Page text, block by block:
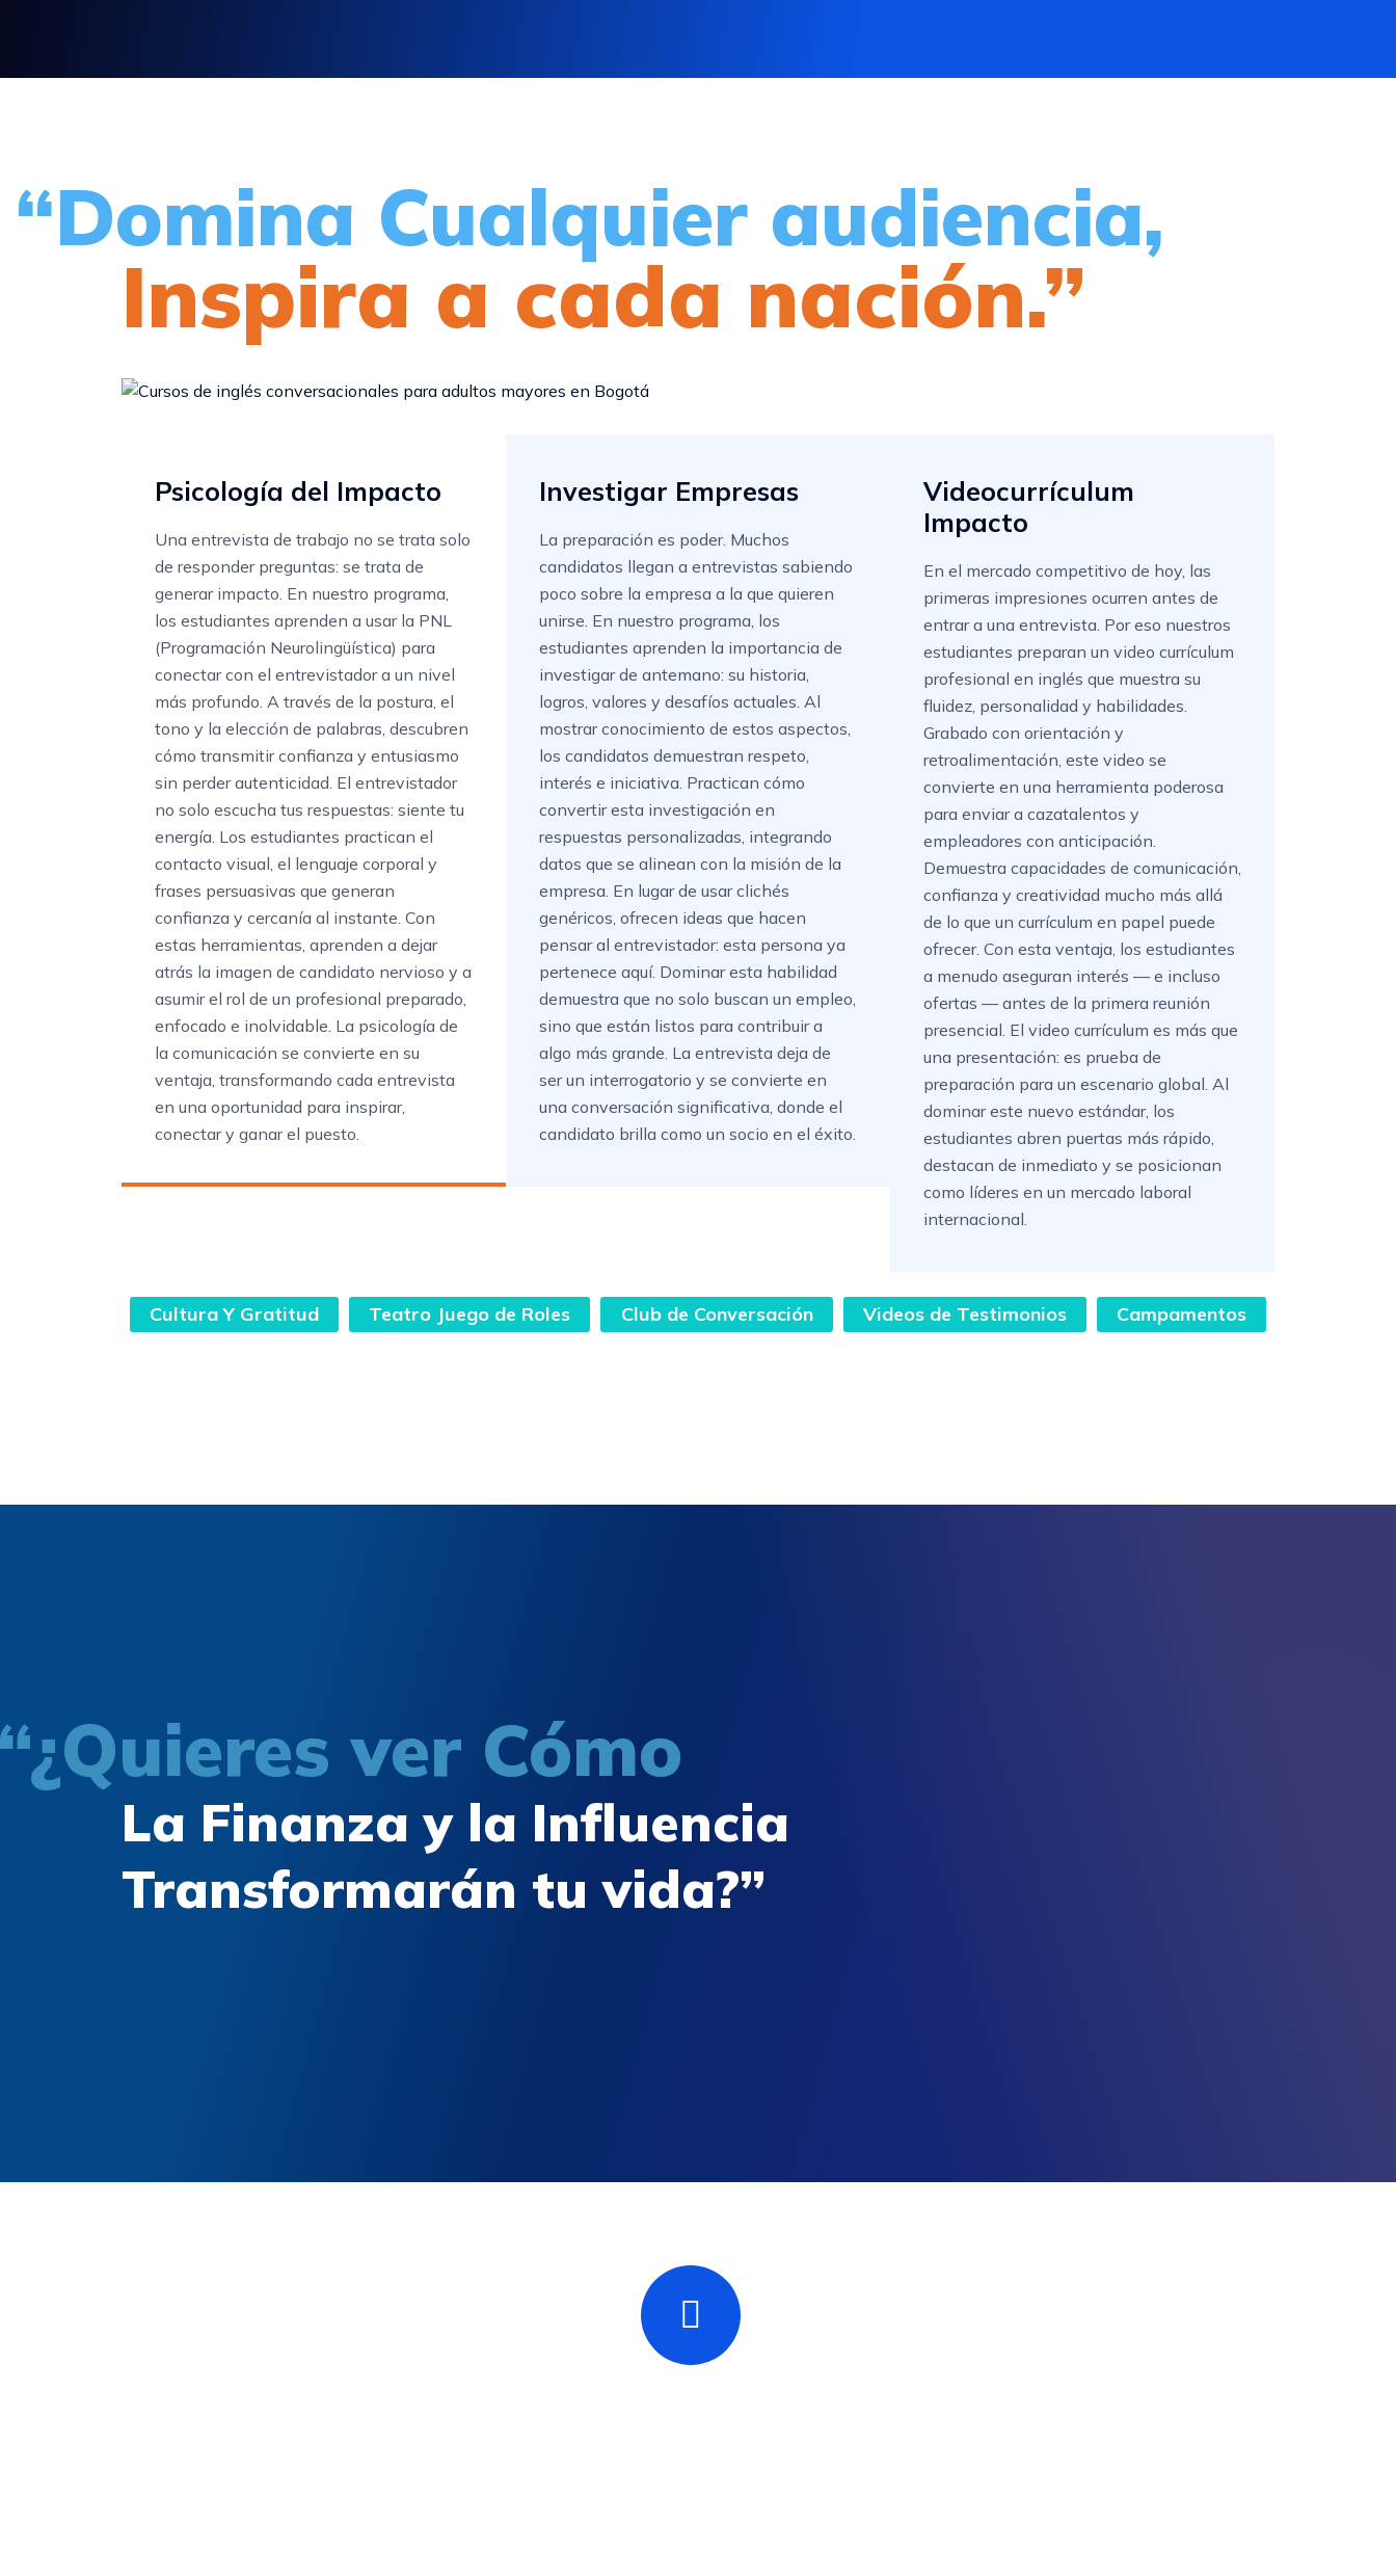
“Domina Cualquier audiencia,
Inspira a cada nación.”
Psicología del Impacto
Una entrevista de trabajo no se trata solo
de responder preguntas: se trata de
generar impacto. En nuestro programa,
los estudiantes aprenden a usar la PNL
(Programación Neurolingüística) para
conectar con el entrevistador a un nivel
más profundo. A través de la postura, el
tono y la elección de palabras, descubren
cómo transmitir confianza y entusiasmo
sin perder autenticidad. El entrevistador
no solo escucha tus respuestas: siente tu
energía. Los estudiantes practican el
contacto visual, el lenguaje corporal y
frases persuasivas que generan
confianza y cercanía al instante. Con
estas herramientas, aprenden a dejar
atrás la imagen de candidato nervioso y a
asumir el rol de un profesional preparado,
enfocado e inolvidable. La psicología de
la comunicación se convierte en su
ventaja, transformando cada entrevista
en una oportunidad para inspirar,
conectar y ganar el puesto.
Investigar Empresas
La preparación es poder. Muchos
candidatos llegan a entrevistas sabiendo
poco sobre la empresa a la que quieren
unirse. En nuestro programa, los
estudiantes aprenden la importancia de
investigar de antemano: su historia,
logros, valores y desafíos actuales. Al
mostrar conocimiento de estos aspectos,
los candidatos demuestran respeto,
interés e iniciativa. Practican cómo
convertir esta investigación en
respuestas personalizadas, integrando
datos que se alinean con la misión de la
empresa. En lugar de usar clichés
genéricos, ofrecen ideas que hacen
pensar al entrevistador: esta persona ya
pertenece aquí. Dominar esta habilidad
demuestra que no solo buscan un empleo,
sino que están listos para contribuir a
algo más grande. La entrevista deja de
ser un interrogatorio y se convierte en
una conversación significativa, donde el
candidato brilla como un socio en el éxito.
Videocurrículum
Impacto
En el mercado competitivo de hoy, las
primeras impresiones ocurren antes de
entrar a una entrevista. Por eso nuestros
estudiantes preparan un video currículum
profesional en inglés que muestra su
fluidez, personalidad y habilidades.
Grabado con orientación y
retroalimentación, este video se
convierte en una herramienta poderosa
para enviar a cazatalentos y
empleadores con anticipación.
Demuestra capacidades de comunicación,
confianza y creatividad mucho más allá
de lo que un currículum en papel puede
ofrecer. Con esta ventaja, los estudiantes
a menudo aseguran interés — e incluso
ofertas — antes de la primera reunión
presencial. El video currículum es más que
una presentación: es prueba de
preparación para un escenario global. Al
dominar este nuevo estándar, los
estudiantes abren puertas más rápido,
destacan de inmediato y se posicionan
como líderes en un mercado laboral
internacional.
Cultura Y Gratitud Teatro Juego de Roles Club de Conversación Videos de Testimonios Campamentos
ver Cómo
La Finanza y la Influencia
Transformarán tu vida?”